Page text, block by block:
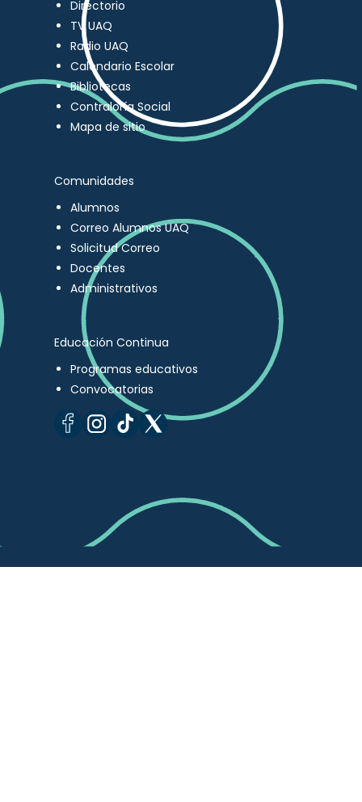
Directorio
TV UAQ
Radio UAQ
Calendario Escolar
Bibliotecas
Contraloría Social
Mapa de sitio
Comunidades
Alumnos
Correo Alumnos UAQ
Solicitud Correo
Docentes
Administrativos
Educación Continua
Programas educativos
Convocatorias